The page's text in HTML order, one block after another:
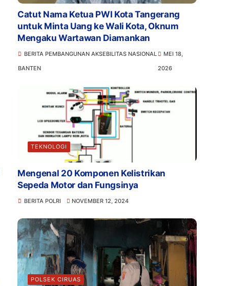
Catut Nama Ketua PWI Kota Tangerang
untuk Minta Uang ke Wali Kota, Oknum
Mengaku Wartawan Diamankan
BERITA PEMBANGUNAN AKSEBILITAS NASIONAL
BANTEN
MEI 18,
2026
TEKNOLOGI
Mengenal 20 Komponen Kelistrikan
Sepeda Motor dan Fungsinya
BERITA POLRI NOVEMBER 12, 2024
POLSEK CIRUAS